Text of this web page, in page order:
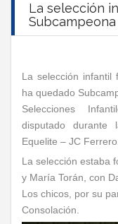
La selección
La selección infantil
ha quedado
Selecciones
disputado durante
Equelite – JC Ferrero.
La selección estaba
y María Torán, con
Los chicos, por su
Consolación